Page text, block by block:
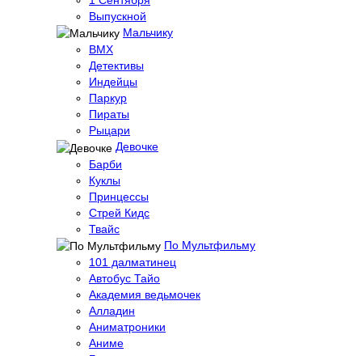
Выпускной
Мальчику
BMX
Детективы
Индейцы
Паркур
Пираты
Рыцари
Девочке
Барби
Куклы
Принцессы
Стрей Кидс
Твайс
По Мультфильму
101 далматинец
Автобус Тайо
Академия ведьмочек
Алладин
Аниматроники
Аниме